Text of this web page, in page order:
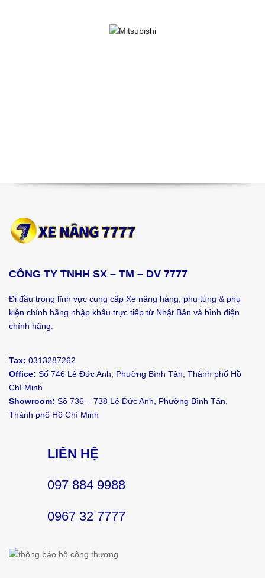
CÔNG TY TNHH SX – TM – DV 7777
Đi đầu trong lĩnh vực cung cấp Xe nâng hàng, phụ tùng & phụ
kiện chính hãng nhập khẩu trực tiếp từ Nhật Bản và bình điện
chính hãng.
Tax: 0313287262
Office: Số 746 Lê Đức Anh, Phường Bình Tân, Thành phố Hồ
Chí Minh
Showroom: Số 736 – 738 Lê Đức Anh, Phường Bình Tân,
Thành phố Hồ Chí Minh
LIÊN HỆ
097 884 9988
0967 32 7777